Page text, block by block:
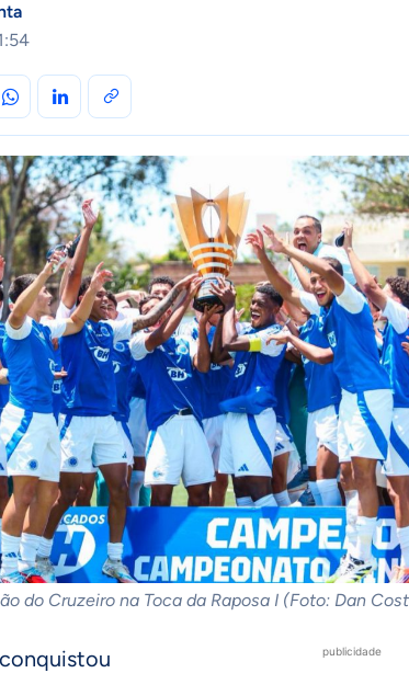
do Cruzeiro na Toca da Raposa I (Foto: Dan
publicidade
conquistou